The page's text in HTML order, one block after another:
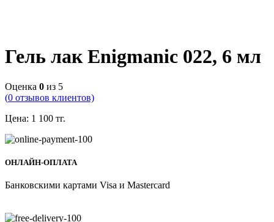
Гель лак Enigmanic 022, 6 мл
Оценка 0 из 5
(0 отзывов клиентов)
Цена: 1 100 тг.
ОНЛАЙН-ОПЛАТА
Банковскими картами Visa и Mastercard